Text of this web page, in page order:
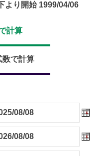
より開始 1999/04/06
計算
数で計算
投資開
投資終